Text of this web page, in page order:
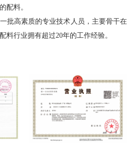
配料。
批高素质的专业技术人员，主要骨干在
料行业拥有超过20年的工作经验。